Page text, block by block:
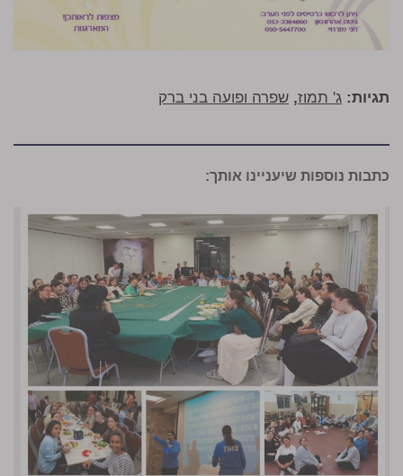
תגיות: ג' תמוז, שפרה ופועה בני ברק
כתבות נוספות שיעניינו אותך: